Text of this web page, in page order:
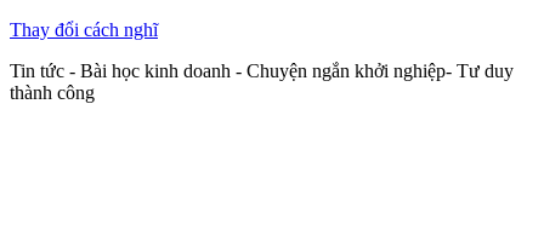
Thay đổi cách nghĩ
Tin tức - Bài học kinh doanh - Chuyện ngắn khởi nghiệp- Tư duy
thành công